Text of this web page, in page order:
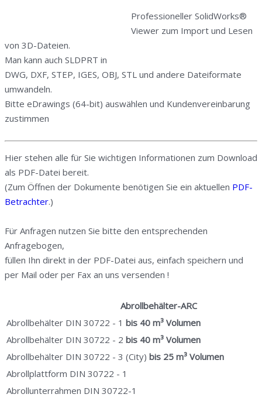
Professioneller SolidWorks®
Viewer zum Import und Lesen
von 3D-Dateien.
Man kann auch SLDPRT in
DWG, DXF, STEP, IGES, OBJ, STL und andere Dateiformate
umwandeln.
Bitte eDrawings (64-bit) auswählen und Kundenvereinbarung
zustimmen
Hier stehen alle für Sie wichtigen Informationen zum Download
als PDF-Datei bereit.
(Zum Öffnen der Dokumente benötigen Sie ein aktuellen PDF-
Betrachter.)
Für Anfragen nutzen Sie bitte den entsprechenden
Anfragebogen,
füllen Ihn direkt in der PDF-Datei aus, einfach speichern und
per Mail oder per Fax an uns versenden !
Abrollbehälter-ARC
Abrollbehälter DIN 30722 - 1 bis 40 m³ Volumen
Abrollbehälter DIN 30722 - 2 bis 40 m³ Volumen
Abrollbehälter DIN 30722 - 3 (City) bis 25 m³ Volumen
Abrollplattform DIN 30722 - 1
Abrollunterrahmen DIN 30722-1